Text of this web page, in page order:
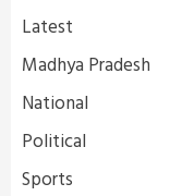
Latest
Madhya Pradesh
National
Political
Sports